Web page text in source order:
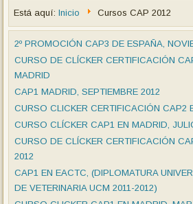
Está aquí:Inicio Cursos CAP 2012
2º PROMOCIÓN CAP3 DE ESPAÑA,
CURSO DE CLÍCKER CERTIFICACIÓN
MADRID
CAP1 MADRID, SEPTIEMBRE 2012
CURSO CLICKER CERTIFICACIÓN CAP2
CURSO CLÍCKER CAP1 EN MADRID,
CURSO DE CLÍCKER CERTIFICACIÓN
2012
CAP1 EN EACTC, (DIPLOMATURA
DE VETERINARIA UCM 2011-2012)